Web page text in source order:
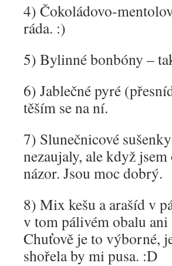
4) Čokoládovo-
ráda. :)
5) Bylinné bonbóny –
6) Jablečné pyré
těším se na ní.
7) Slunečnicové
nezaujaly, ale když
názor. Jsou moc dobrý.
8) Mix kešu a arašíd v
v tom pálivém obalu
Chuťově je to výborné,
shořela by mi pusa. :D